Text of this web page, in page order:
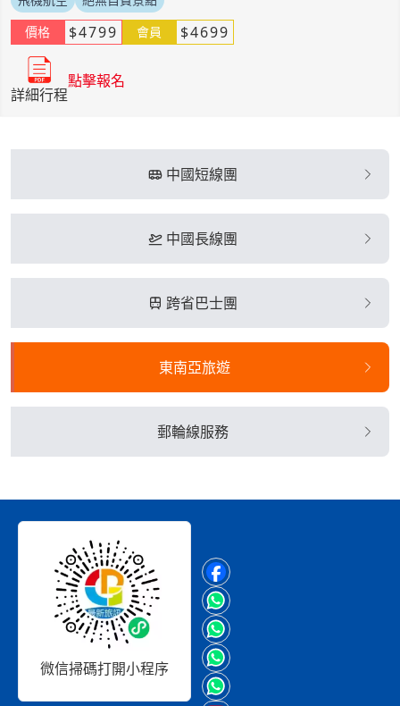
中國短線團
中國長線團
跨省巴士團
東南亞旅遊
郵輪線服務
價格
$4799 會員 $4699
詳細行程
點擊報名
微信掃碼打開小程序